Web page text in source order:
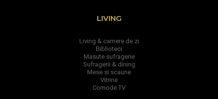
LIVING
Living & camere de zi
Biblioteci
Masute sufragerie
Sufragerii & dining
Mese si scaune
Vitrine
Comode TV